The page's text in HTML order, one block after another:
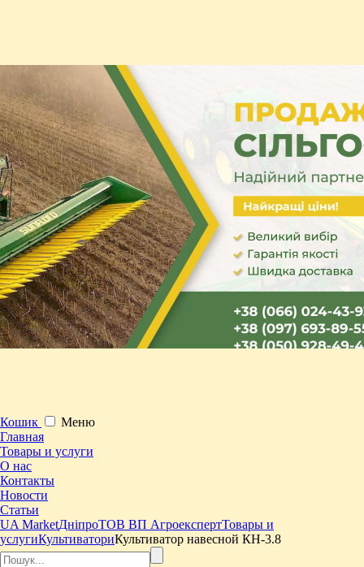
Кошик
Меню
Главная
Товары и услуги
О нас
Контакты
Новости
Статьи
UA MarketДніпроТОВ ВП АгроекспертТовары и
услугиКультиваториКультиватор навесной КН-3.8